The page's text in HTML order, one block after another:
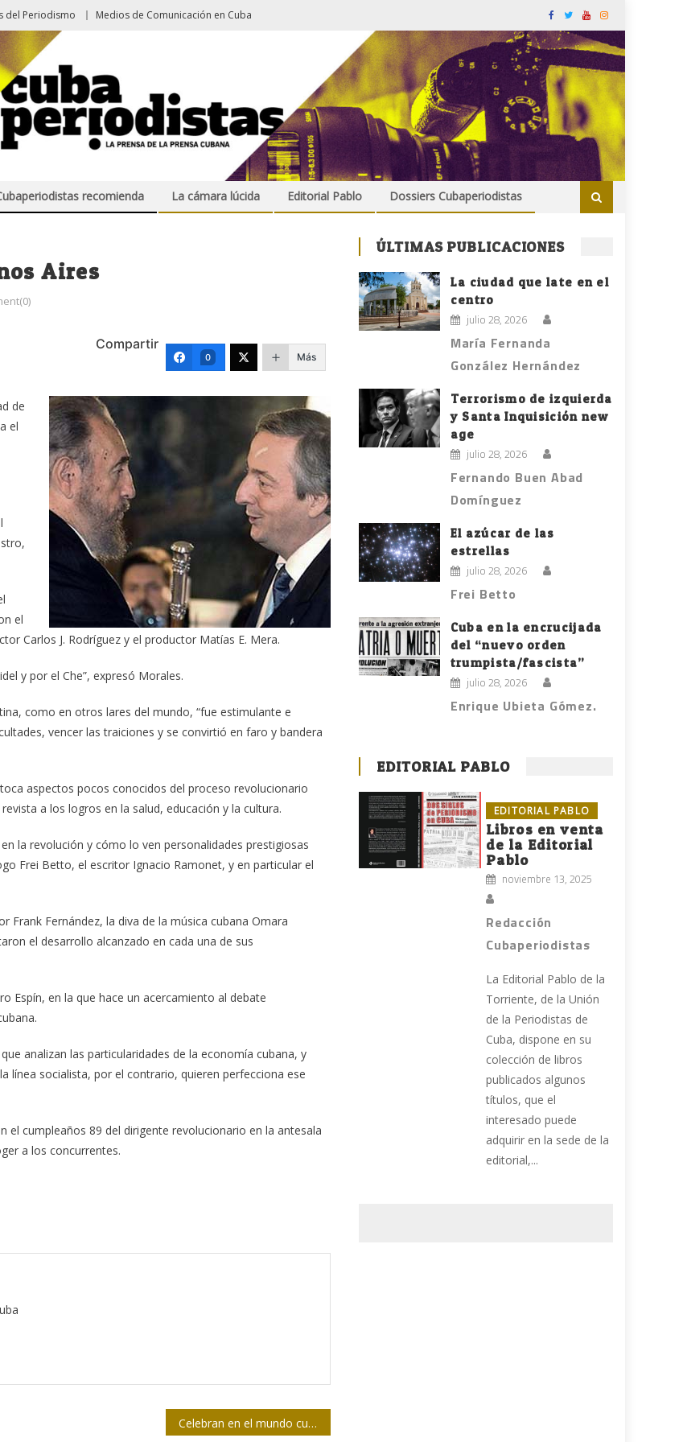
del Periodismo Medios de Comunicación en Cuba
recomienda La cámara lúcida Editorial Pablo Dossiers Cubaperiodistas
Aires
Compartir
0 Más
de
el
el
Carlos J. Rodríguez y el productor Matías E. Mera.
y por el Che”, expresó Morales.
como en otros lares del mundo, “fue estimulante e
vencer las traiciones y se convirtió en faro y bandera
aspectos pocos conocidos del proceso revolucionario
a los logros en la salud, educación y la cultura.
la revolución y cómo lo ven personalidades prestigiosas
Frei Betto, el escritor Ignacio Ramonet, y en particular el
Fernández, la diva de la música cubana Omara
el desarrollo alcanzado en cada una de sus
Espín, en la que hace un acercamiento al debate
analizan las particularidades de la economía cubana, y
línea socialista, por el contrario, quieren perfecciona ese
cumpleaños 89 del dirigente revolucionario en la antesala
a los concurrentes.
Celebran en el mundo cumpleaños 89 de Fidel
ÚLTIMAS PUBLICACIONES
La ciudad que late en el
centro
julio 28, 2026
María Fernanda
González Hernández
Terrorismo de izquierda
y Santa Inquisición new
age
julio 28, 2026
Fernando Buen Abad
Domínguez
El azúcar de las
estrellas
julio 28, 2026
Frei Betto
Cuba en la encrucijada
del “nuevo orden
trumpista/fascista”
julio 28, 2026
Enrique Ubieta Gómez.
EDITORIAL PABLO
EDITORIAL PABLO
Libros en venta
de la Editorial
Pablo
noviembre 13, 2025
Redacción
Cubaperiodistas
La Editorial Pablo de la
Torriente, de la Unión
de la Periodistas de
Cuba, dispone en su
colección de libros
publicados algunos
títulos, que el
interesado puede
adquirir en la sede de la
editorial,...